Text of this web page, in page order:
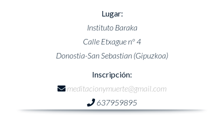
Lugar:
Instituto Baraka
Calle Etxague nº 4
Donostia-San Sebastian (Gipuzkoa)
Inscripción:
meditacionymuerte@gmail.com
637959895